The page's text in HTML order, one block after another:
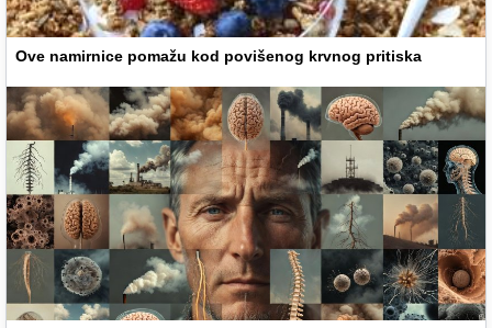
Ove namirnice pomažu kod povišenog krvnog pritiska